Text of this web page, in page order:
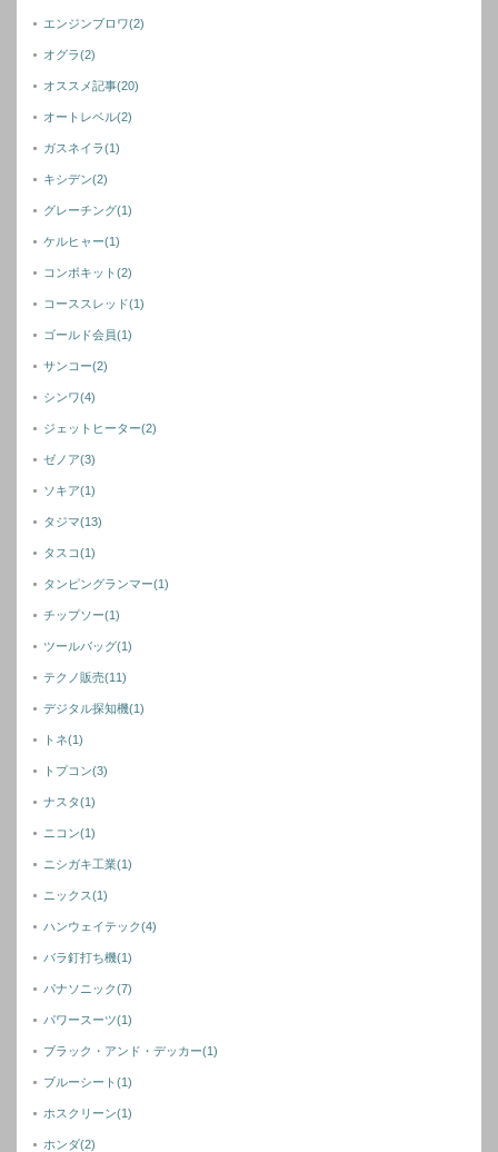
エンジンブロワ(2)
オグラ(2)
オススメ記事(20)
オートレベル(2)
ガスネイラ(1)
キシデン(2)
グレーチング(1)
ケルヒャー(1)
コンボキット(2)
コーススレッド(1)
ゴールド会員(1)
サンコー(2)
シンワ(4)
ジェットヒーター(2)
ゼノア(3)
ソキア(1)
タジマ(13)
タスコ(1)
タンピングランマー(1)
チップソー(1)
ツールバッグ(1)
テクノ販売(11)
デジタル探知機(1)
トネ(1)
トプコン(3)
ナスタ(1)
ニコン(1)
ニシガキ工業(1)
ニックス(1)
ハンウェイテック(4)
バラ釘打ち機(1)
パナソニック(7)
パワースーツ(1)
ブラック・アンド・デッカー(1)
ブルーシート(1)
ホスクリーン(1)
ホンダ(2)